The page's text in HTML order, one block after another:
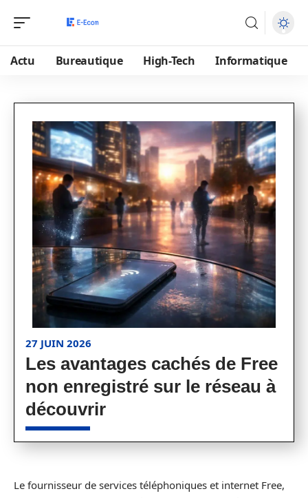
Actu Bureautique High-Tech Informatique
27 JUIN 2026
Les avantages cachés de Free
non enregistré sur le réseau à
découvrir
Le fournisseur de services téléphoniques et internet Free,